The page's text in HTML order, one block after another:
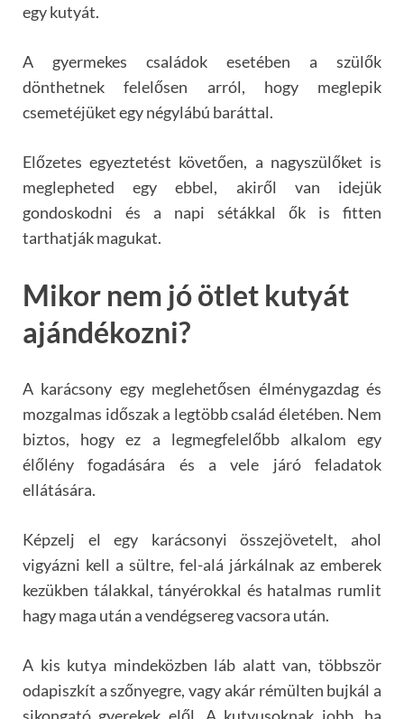
egy kutyát.
A gyermekes családok esetében a szülők
dönthetnek felelősen arról, hogy meglepik
csemetéjüket egy négylábú baráttal.
Előzetes egyeztetést követően, a nagyszülőket is
meglepheted egy ebbel, akiről van idejük
gondoskodni és a napi sétákkal ők is fitten
tarthatják magukat.
Mikor nem jó ötlet kutyát
ajándékozni?
A karácsony egy meglehetősen élménygazdag és
mozgalmas időszak a legtöbb család életében. Nem
biztos, hogy ez a legmegfelelőbb alkalom egy
élőlény fogadására és a vele járó feladatok
ellátására.
Képzelj el egy karácsonyi összejövetelt, ahol
vigyázni kell a sültre, fel-alá járkálnak az emberek
kezükben tálakkal, tányérokkal és hatalmas rumlit
hagy maga után a vendégsereg vacsora után.
A kis kutya mindeközben láb alatt van, többször
odapiszkít a szőnyegre, vagy akár rémülten bujkál a